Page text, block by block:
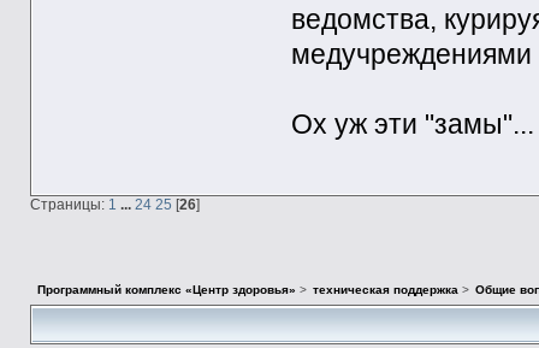
ведомства,
медучреждениями
Ох уж эти "замы"...
Страницы: 1 ... 24 25 [26]
Программный комплекс «Центр здоровья» > техническая поддержка > Общие